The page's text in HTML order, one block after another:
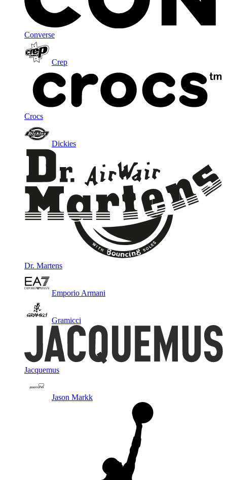
Converse
Crep
Crocs
Dickies
Dr. Martens
Emporio Armani
Gramicci
Jacquemus
Jason Markk